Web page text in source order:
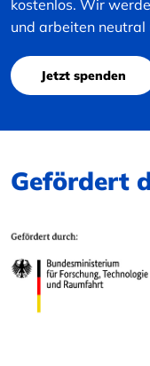
kostenlos. Wir
und arbeiten
Jetzt spenden
Gefördert